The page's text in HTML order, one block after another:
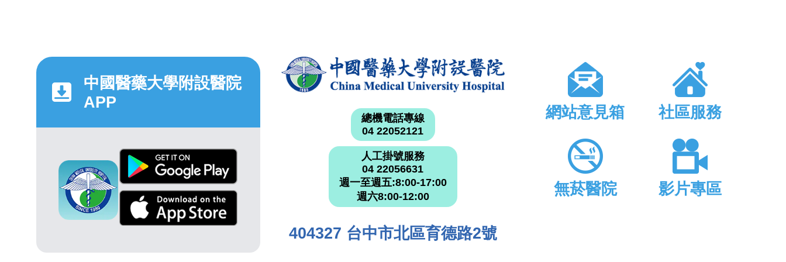
中國醫藥大學附設醫院
APP
總機電話專線
04 22052121
人工掛號服務
04 22056631
週一至週五:8:00-17:00
週六8:00-12:00
404327 台中市北區育德路2號
網站意見箱 社區服務
無菸醫院 影片專區